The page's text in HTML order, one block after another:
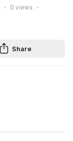
0 views
Share